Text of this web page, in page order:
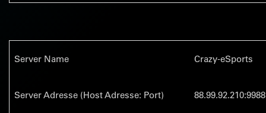
Server Name Crazy-eSports
Server Adresse (Host Adresse: Port) 88.99.92.210:9988